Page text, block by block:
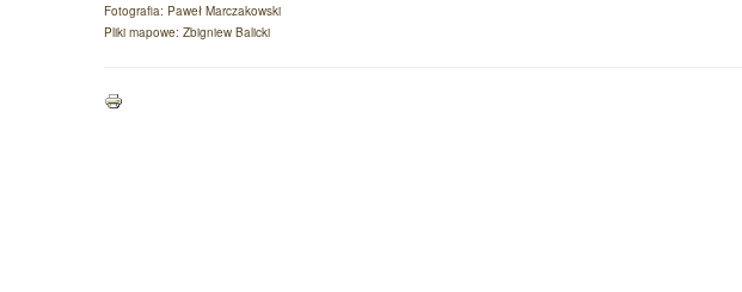
Fotografia: Paweł Marczakowski
Pliki mapowe: Zbigniew Balicki